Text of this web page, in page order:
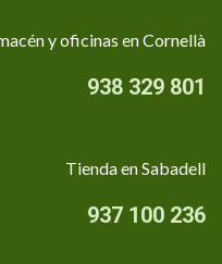
y oficinas en Cornellà
938 329 801
Tienda en Sabadell
937 100 236